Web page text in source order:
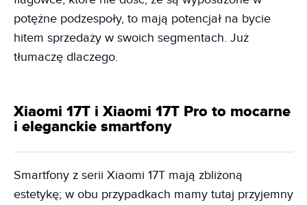
potężne podzespoły, to mają potencjał na bycie
hitem sprzedaży w swoich segmentach. Już
tłumaczę dlaczego.
Xiaomi 17T i Xiaomi 17T Pro to mocarne
i eleganckie smartfony
Smartfony z serii Xiaomi 17T mają zbliżoną
estetykę; w obu przypadkach mamy tutaj przyjemny